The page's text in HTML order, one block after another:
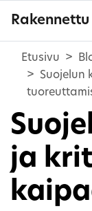
Etusivu
Suojelun
ja